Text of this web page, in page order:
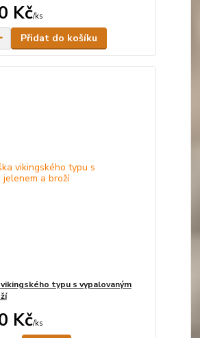
Kč/ks
Přidat do košíku
typu s vypalovaným
Kč/ks